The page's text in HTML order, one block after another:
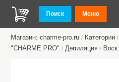
Поиск Меню
Магазин: charme-pro.ru / Категории /
"CHARME PRO" / Депиляция / Воск